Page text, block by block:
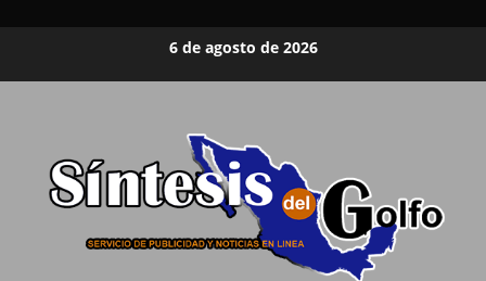
6 de agosto de 2026